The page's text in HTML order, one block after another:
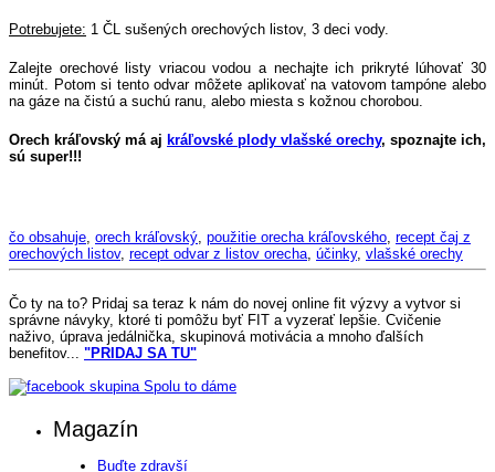
Potrebujete: 1 ČL sušených orechových listov, 3 deci vody.
Zalejte orechové listy vriacou vodou a nechajte ich prikryté lúhovať 30
minút. Potom si tento odvar môžete aplikovať na vatovom tampóne alebo
na gáze na čistú a suchú ranu, alebo miesta s kožnou chorobou.
Orech kráľovský má aj kráľovské plody vlašské orechy, spoznajte ich,
sú super!!!
čo obsahuje orech kráľovský použitie orecha kráľovského recept čaj z
orechových listov, recept odvar z listov orecha účinky, vlašské orechy
Čo ty na to? Pridaj sa teraz k nám do novej online fit výzvy a vytvor si
správne návyky, ktoré ti pomôžu byť FIT a vyzerať lepšie. Cvičenie
naživo, úprava jedálnička, skupinová motivácia a mnoho ďalších
benefitov... "PRIDAJ SA TU"
Magazín
Buďte zdravší